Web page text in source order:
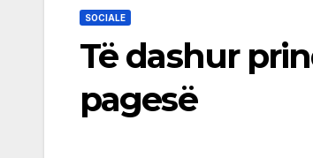
SOCIALE
Të dashur
pagesë